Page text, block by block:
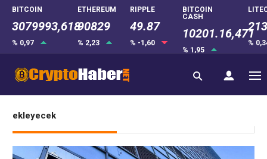
BITCOIN
3079993,618
% 0,97
ETHEREUM
90829
% 2,23
RIPPLE
49.87
% -1,60
BITCOIN
CASH
10201.16,471
% 1,95
%
ekleyecek